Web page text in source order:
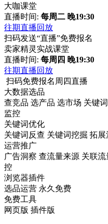
大咖课堂
直播时间: 每周二 晚19:30
往期直播回放
扫码发送“直播”免费报名
卖家精灵实战课堂
直播时间: 每周四 晚19:30
往期直播回放
扫码免费报名周四直播
大数据选品
查竞品 选产品 选市场 关键
监控
关键词优化
关键词反查 关键词挖掘 拓展
运营推广
广告洞察 查流量来源 关联流
控
浏览器插件
选品运营 永久免费
免费工具
网页版 插件版